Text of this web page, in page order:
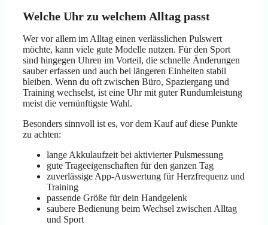
Welche Uhr zu welchem Alltag passt
Wer vor allem im Alltag einen verlässlichen Pulswert
möchte, kann viele gute Modelle nutzen. Für den Sport
sind hingegen Uhren im Vorteil, die schnelle Änderungen
sauber erfassen und auch bei längeren Einheiten stabil
bleiben. Wenn du oft zwischen Büro, Spaziergang und
Training wechselst, ist eine Uhr mit guter Rundumleistung
meist die vernünftigste Wahl.
Besonders sinnvoll ist es, vor dem Kauf auf diese Punkte
zu achten:
lange Akkulaufzeit bei aktivierter Pulsmessung
gute Trageeigenschaften für den ganzen Tag
zuverlässige App-Auswertung für Herzfrequenz und
Training
passende Größe für dein Handgelenk
saubere Bedienung beim Wechsel zwischen Alltag
und Sport